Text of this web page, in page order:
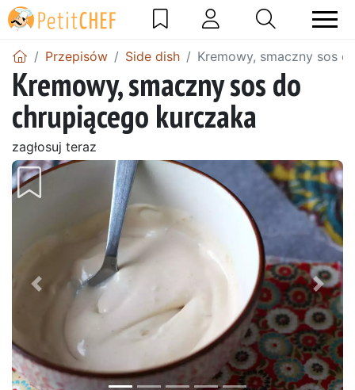
Przepisów Side dish Kremowy, smaczny sos
Kremowy, smaczny sos do
chrupiącego kurczaka
zagłosuj teraz
Wróć Dalej